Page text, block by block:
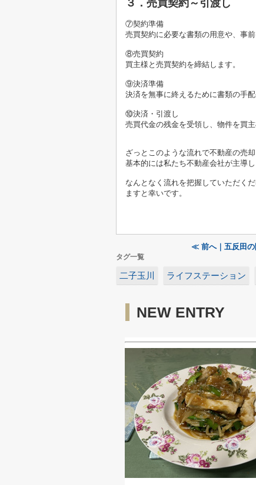
３．売買契約～引渡し
⑦契約準備
売買契約に必要な書類の用意や、事
⑧売買契約
買主様と売買契約を締結します。
⑨決済準備
決済を無事に終えるために書類の手
⑩決済・引渡し
売買代金の残金を受領し、物件を買主
ざっとこのような流れで不動産の売却
基本的には私たち不動産会社が主導
なんとなく流れを把握していただく
ますと幸いです。
≪ 前へ｜五反田の
タグ一覧
二子玉川 ライフステーション
NEW ENTRY